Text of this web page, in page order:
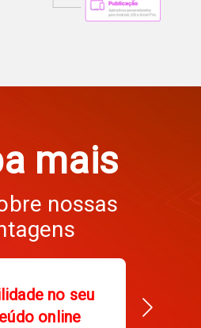
mais
nossas
no seu
online